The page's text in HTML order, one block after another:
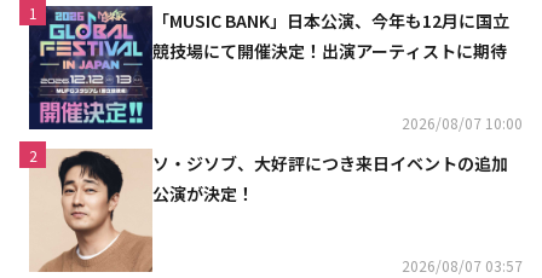
1
「MUSIC BANK」日本公演、今年も12月に国立
競技場にて開催決定！出演アーティストに期待
2026/08/07 10:00
2
ソ・ジソブ、大好評につき来日イベントの追加
公演が決定！
2026/08/07 03:57